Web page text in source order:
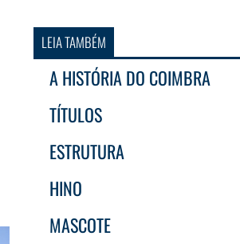
LEIA TAMBÉM
A HISTÓRIA DO COIMBRA
TÍTULOS
ESTRUTURA
HINO
MASCOTE